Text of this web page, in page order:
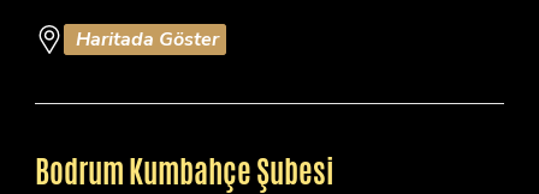
Haritada Göster
Bodrum Kumbahçe Şubesi